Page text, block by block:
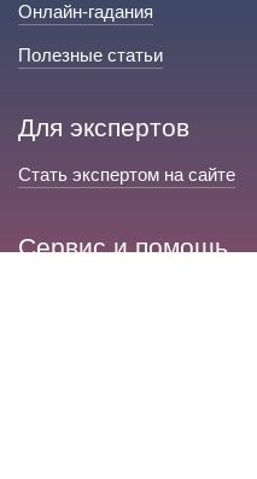
Онлайн-гадания
Полезные статьи
Для экспертов
Стать экспертом на сайте
Сервис и помощь